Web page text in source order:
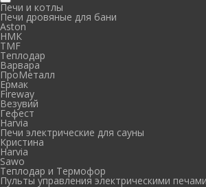
Печи и котлы
Печи дровяные для бани
Aston
НМК
TMF
Теплодар
Варвара
ПроМеталл
Ермак
Fireway
Везувий
Гефест
Harvia
Печи электрические для сауны
Кристина
Harvia
Sawo
Теплодар и Термофор
Пульты управления электрическими печами